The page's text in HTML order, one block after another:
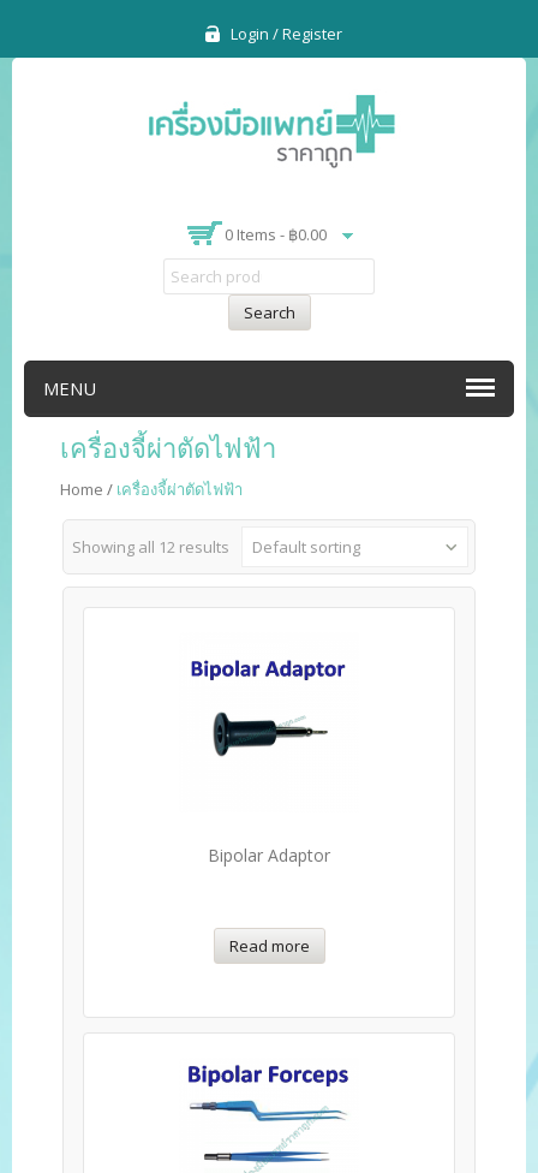
Login / Register
0 Items - ฿0.00
Search
MENU
เครื่องจี้ผ่าตัดไฟฟ้า
Home / เครื่องจี้ผ่าตัดไฟฟ้า
Showing all 12 results Default sorting
Bipolar Adaptor
Read more